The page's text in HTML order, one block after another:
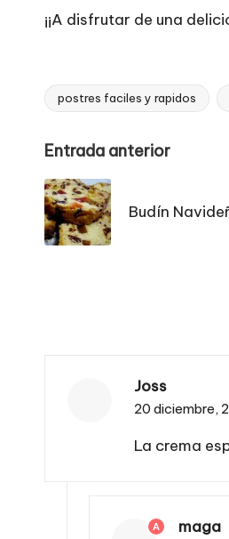
¡¡A disfrutar de una
Etiquetas:
postres faciles y rapidos
Navegación
de
entradas
Entrada anterior
Budín
Joss
20 diciembre,
La crema
A maga